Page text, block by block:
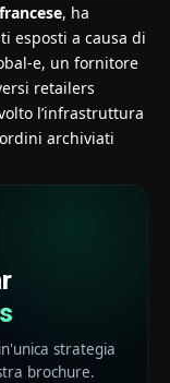
, ha
esposti a causa di
e, un fornitore
retailers
l’infrastruttura
archiviati
strategia
brochure.